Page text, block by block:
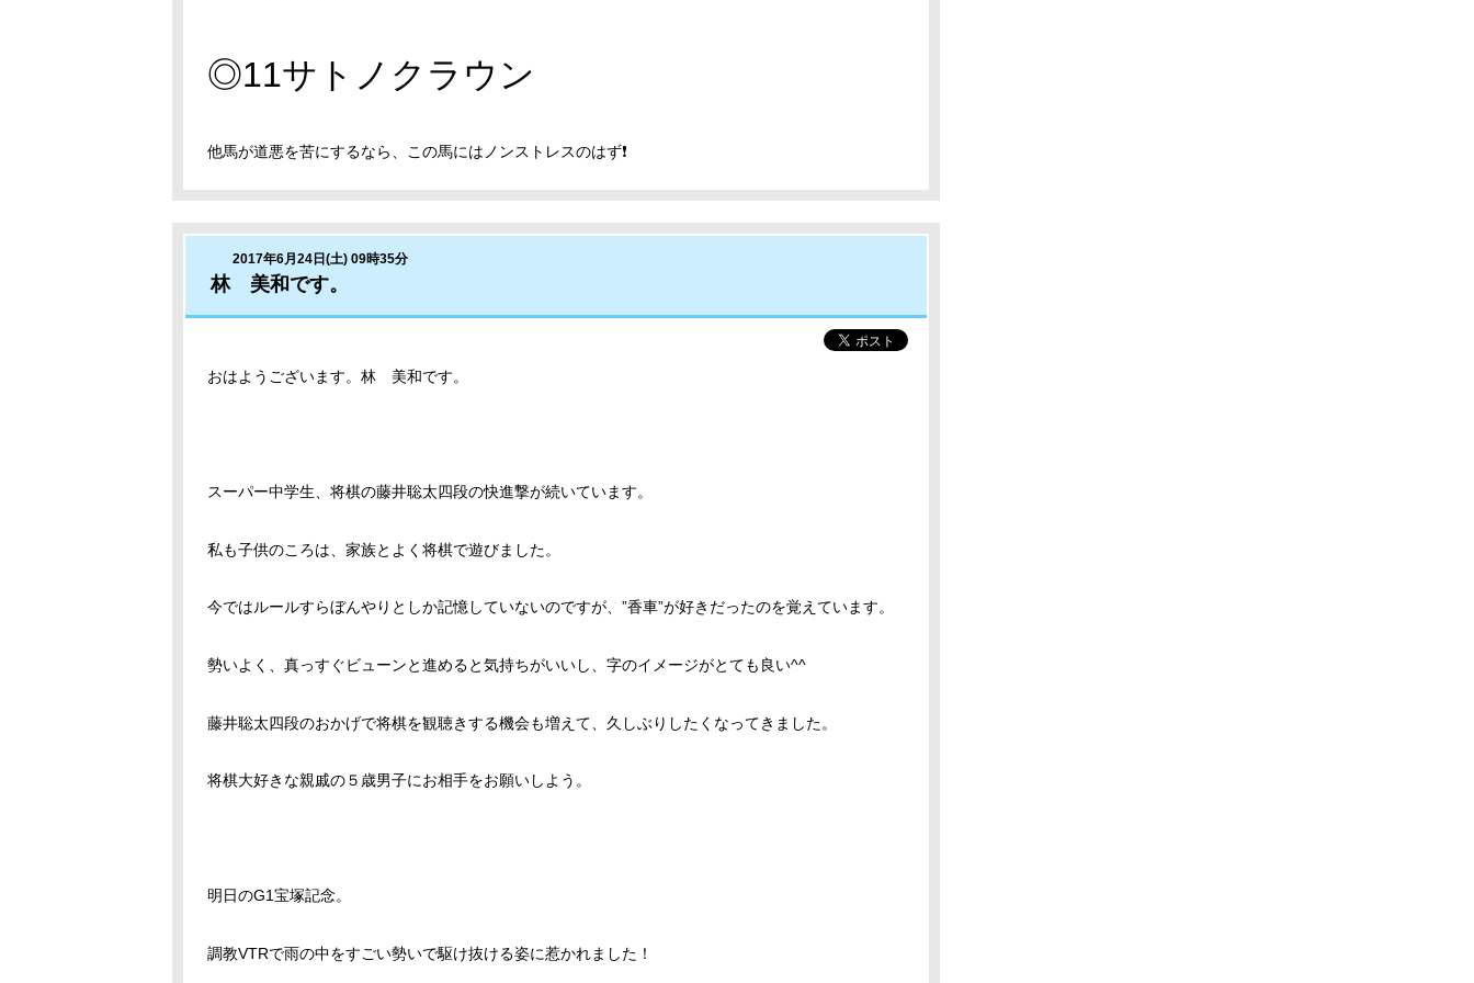
◎11サトノクラウン
他馬が道悪を苦にするなら、この馬にはノンストレスのはず❗
2017年6月24日(土) 09時35分
林 美和です。
おはようございます。林 美和です。
スーパー中学生、将棋の藤井聡太四段の快進撃が続いています。
私も子供のころは、家族とよく将棋で遊びました。
今ではルールすらぼんやりとしか記憶していないのですが、”香車”が好きだったのを覚えています。
勢いよく、真っすぐビューンと進めると気持ちがいいし、字のイメージがとても良い^^
藤井聡太四段のおかげで将棋を観聴きする機会も増えて、久しぶりしたくなってきました。
将棋大好きな親戚の５歳男子にお相手をお願いしよう。
明日のG1宝塚記念。
調教VTRで雨の中をすごい勢いで駆け抜ける姿に惹かれました！